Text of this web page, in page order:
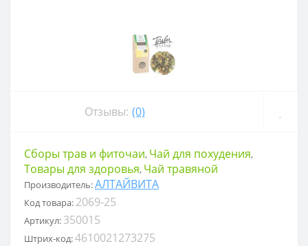
Отзывы: (0)
Сборы трав и фиточаи, Чай для похудения,
Товары для здоровья, Чай травяной
Производитель:АЛТАЙВИТА
Код товара: 2069-25
Артикул: 350015
Штрих-код:4610021273275